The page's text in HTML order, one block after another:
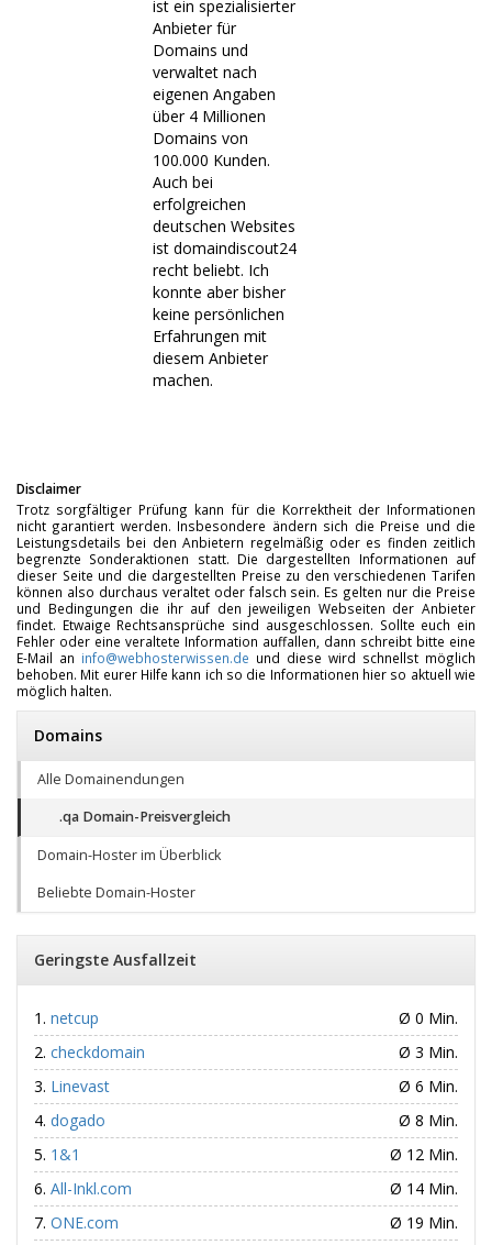
ist ein spezialisierter
Anbieter für
Domains und
verwaltet nach
eigenen Angaben
über 4 Millionen
Domains von
100.000 Kunden.
Auch bei
erfolgreichen
deutschen Websites
ist domaindiscout24
recht beliebt. Ich
konnte aber bisher
keine persönlichen
Erfahrungen mit
diesem Anbieter
machen.
Disclaimer
Trotz sorgfältiger Prüfung kann für die Korrektheit der Informationen
nicht garantiert werden. Insbesondere ändern sich die Preise und die
Leistungsdetails bei den Anbietern regelmäßig oder es finden zeitlich
begrenzte Sonderaktionen statt. Die dargestellten Informationen auf
dieser Seite und die dargestellten Preise zu den verschiedenen Tarifen
können also durchaus veraltet oder falsch sein. Es gelten nur die Preise
und Bedingungen die ihr auf den jeweiligen Webseiten der Anbieter
findet. Etwaige Rechtsansprüche sind ausgeschlossen. Sollte euch ein
Fehler oder eine veraltete Information auffallen, dann schreibt bitte eine
E-Mail an info@webhosterwissen.de und diese wird schnellst möglich
behoben. Mit eurer Hilfe kann ich so die Informationen hier so aktuell wie
möglich halten.
Domains
Alle Domainendungen
.qa Domain-Preisvergleich
Domain-Hoster im Überblick
Beliebte Domain-Hoster
Geringste Ausfallzeit
netcup
Ø 0 Min.
checkdomain
Ø 3 Min.
Linevast
Ø 6 Min.
dogado
Ø 8 Min.
1&1
Ø 12 Min.
All-Inkl.com
Ø 14 Min.
ONE.com
Ø 19 Min.